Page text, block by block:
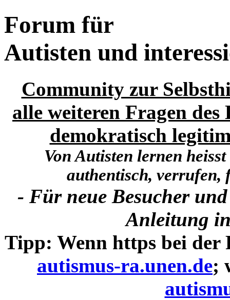
Forum für
Autisten und
Community zur
alle weiteren Fragen
demokratisch
Von Autisten lernen
authentisch, verrufen,
- Für neue Besucher
Anleitung
Tipp: Wenn https bei der
autismus-ra.unen.de;